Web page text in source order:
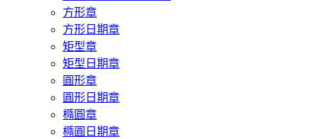
方形章
方形日期章
矩型章
矩型日期章
圓形章
圓形日期章
橢圓章
橢圓日期章